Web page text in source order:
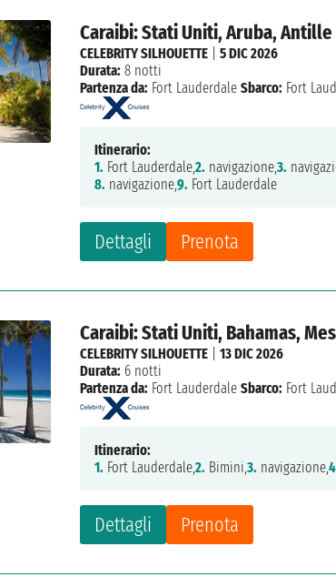
Caraibi: Stati Uniti, Aruba,
Dettagli Prenota
CELEBRITY SILHOUETTE |5 DIC 2026
Durata: 8 notti
Partenza da: Fort Lauderdale Sbarco: Fort
Itinerario:
1. Fort Lauderdale,2. navigazione,3.
8. navigazione,9. Fort Lauderdale
Caraibi: Stati Uniti, Bahamas,
Dettagli Prenota
CELEBRITY SILHOUETTE |13 DIC 2026
Durata: 6 notti
Partenza da: Fort Lauderdale Sbarco: Fort
Itinerario:
1. Fort Lauderdale,2. Bimini,3. navigazione,